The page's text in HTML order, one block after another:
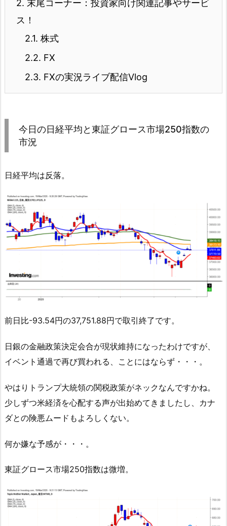
2. 末尾コーナー：投資家向け関連記事やサービ
ス！
2.1. 株式
2.2. FX
2.3. FXの実況ライブ配信Vlog
今日の日経平均と東証グロース市場250指数の
市況
日経平均は反落。
前日比-93.54円の37,751.88円で取引終了です。
日銀の金融政策決定会合が現状維持になったわけですが、
イベント通過で再び買われる、ことにはならず・・・。
やはりトランプ大統領の関税政策がネックなんですかね。
少しずつ米経済を心配する声が出始めてきましたし、カナ
ダとの険悪ムードもよろしくない。
何か嫌な予感が・・・。
東証グロース市場250指数は微増。